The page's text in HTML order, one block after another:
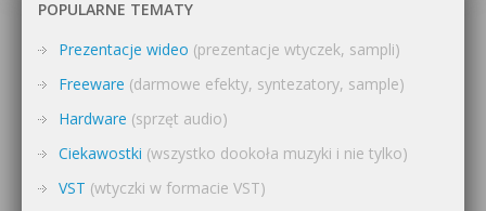
POPULARNE TEMATY
Prezentacje wideo (prezentacje wtyczek, sampli)
Freeware (darmowe efekty, syntezatory, sample)
Hardware (sprzęt audio)
Ciekawostki (wszystko dookoła muzyki i nie tylko)
VST (wtyczki w formacie VST)